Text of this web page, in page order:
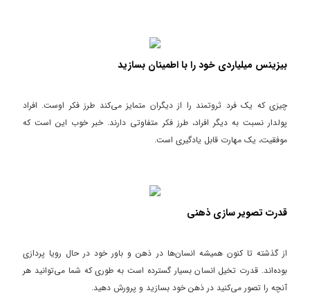
بیزینس میلیاردی خود را با اطمینان بسازید
چیزی که یک فرد ثروتمند را از دیگران متمایز می‌کند طرز فکر اوست. افراد
پولدار نسبت به دیگر افراد، طرز فکر متفاوتی دارند. خبر خوب این است که
موفقیت، یک مهارت قابل یادگیری است.
قدرت تصویر سازی ذهنی
از گذشته تا کنون همیشه انسان‌ها در ذهن و باور خود در حال رویا پردازی
بوده‌اند. قدرت تخیل انسان بسیار گسترده است به طوری که شما می‌توانید هر
آنچه را تصور می‌کنید در ذهن خود بسازید و پرورش دهید.